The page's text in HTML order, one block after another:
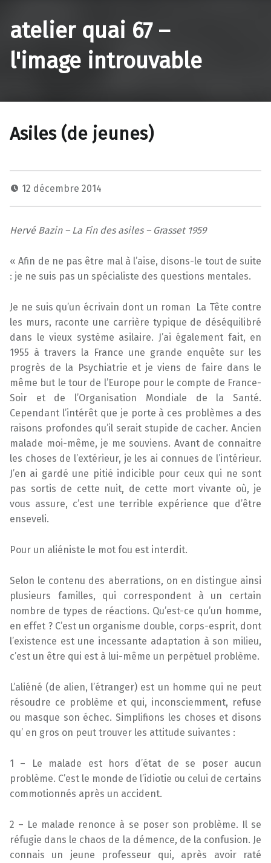
atelier quai 67 –
l'image introuvable
Asiles (de jeunes)
12 décembre 2014
Hervé Bazin – La Fin des asiles – Grasset 1959
« Afin de ne pas être mal à l’aise, disons-le tout de suite
: je ne suis pas un spécialiste des questions mentales.
Je ne suis qu’un écrivain dont un roman La Tête contre
les murs, raconte une carrière typique de déséquilibré
dans le vieux système asilaire. J’ai également fait, en
1955 à travers la France une grande enquête sur les
progrès de la Psychiatrie et je viens de faire dans le
même but le tour de l’Europe pour le compte de France-
Soir et de l’Organisation Mondiale de la Santé.
Cependant l’intérêt que je porte à ces problèmes a des
raisons profondes qu’il serait stupide de cacher. Ancien
malade moi-même, je me souviens. Avant de connaitre
les choses de l’extérieur, je les ai connues de l’intérieur.
J’en ai gardé une pitié indicible pour ceux qui ne sont
pas sortis de cette nuit, de cette mort vivante où, je
vous assure, c’est une terrible expérience que d’être
enseveli.
Pour un aliéniste le mot fou est interdit.
Selon le contenu des aberrations, on en distingue ainsi
plusieurs familles, qui correspondent à un certain
nombre de types de réactions. Qu’est-ce qu’un homme,
en effet ? C’est un organisme double, corps-esprit, dont
l’existence est une incessante adaptation à son milieu,
c’est un être qui est à lui-même un perpétuel problème.
L’aliéné (de alien, l’étranger) est un homme qui ne peut
résoudre ce problème et qui, inconsciemment, refuse
ou masque son échec. Simplifions les choses et disons
qu’ en gros on peut trouver les attitude suivantes :
1 – Le malade est hors d’état de se poser aucun
problème. C’est le monde de l’idiotie ou celui de certains
commotionnés après un accident.
2 – Le malade renonce à se poser son problème. Il se
réfugie dans le chaos de la démence, de la confusion. Je
connais un jeune professeur qui, après avoir raté